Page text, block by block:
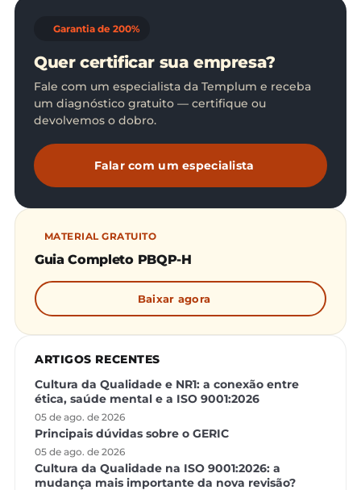
Garantia de 200%
Quer certificar sua empresa?
Fale com um especialista da Templum e receba
um diagnóstico gratuito — certifique ou
devolvemos o dobro.
Falar com um especialista
MATERIAL GRATUITO
Guia Completo PBQP-H
Baixar agora
ARTIGOS RECENTES
Cultura da Qualidade e NR1: a conexão entre
ética, saúde mental e a ISO 9001:2026
05 de ago. de 2026
Principais dúvidas sobre o GERIC
05 de ago. de 2026
Cultura da Qualidade na ISO 9001:2026: a
mudança mais importante da nova revisão?